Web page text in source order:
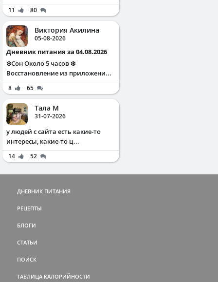
11 80
Виктория Акилина
05-08-2026
Дневник питания за 04.08.2026
❄️Сон Около 5 часов ❄️
Восстановление из приложени...
8 65
Тала М
31-07-2026
у людей с сайта есть какие-то
интересы, какие-то ц...
14 52
ДНЕВНИК ПИТАНИЯ
РЕЦЕПТЫ
БЛОГИ
СТАТЬИ
ПОИСК
ТАБЛИЦА КАЛОРИЙНОСТИ